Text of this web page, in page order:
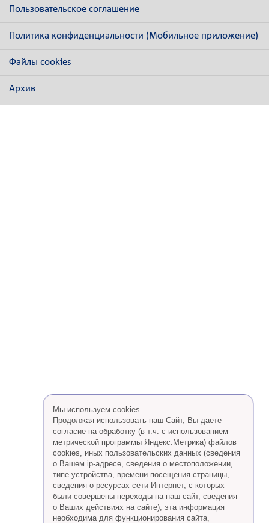
Пользовательское соглашение
Политика конфиденциальности (Мобильное приложение)
Файлы cookies
Архив
Мы используем cookies
Продолжая использовать наш Сайт, Вы даете
согласие на обработку (в т.ч. с использованием
метрической программы Яндекс.Метрика) файлов
cookies, иных пользовательских данных (сведения
о Вашем ip-адресе, сведения о местоположении,
типе устройства, времени посещения страницы,
сведения о ресурсах сети Интернет, с которых
были совершены переходы на наш сайт, сведения
о Ваших действиях на сайте), эта информация
необходима для функционирования сайта,